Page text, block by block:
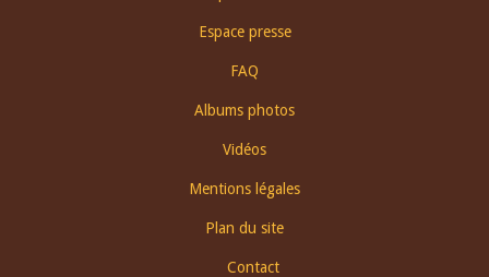
Espace presse
FAQ
Albums photos
Vidéos
Mentions légales
Plan du site
Contact